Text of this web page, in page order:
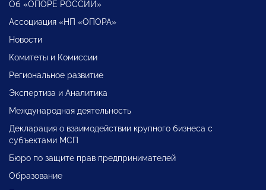
Об «ОПОРЕ РОССИИ»
Ассоциация «НП «ОПОРА»
Новости
Комитеты и Комиссии
Региональное развитие
Экспертиза и Аналитика
Международная деятельность
Декларация о взаимодействии крупного бизнеса с
субъектами МСП
Бюро по защите прав предпринимателей
Образование